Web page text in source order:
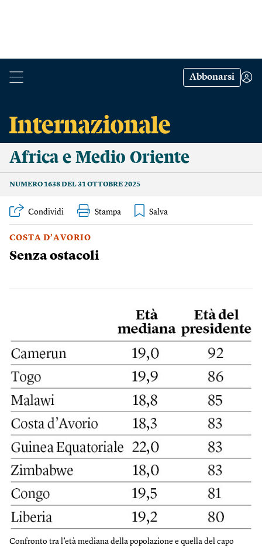
Abbonarsi
Africa e Medio Oriente
NUMERO 1638 DEL 31 OTTOBRE 2025
Condividi Stampa
COSTA D’AVORIO
Senza ostacoli
Confronto tra l’età mediana della popolazione e quella del capo